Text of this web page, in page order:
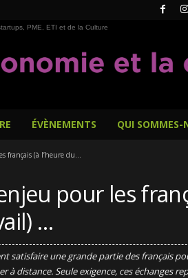
PME, ETI et de la Culture
ÉVÈNEMENTS QUI SOMMES-
français (à l’heure du...
pour les
…
satisfaire une grande partie des français
à distance. Seule exigence, ces échanges